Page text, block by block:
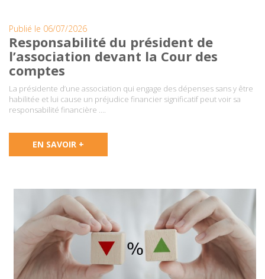
Publié le 06/07/2026
Responsabilité du président de
l’association devant la Cour des
comptes
La présidente d’une association qui engage des dépenses sans y être
habilitée et lui cause un préjudice financier significatif peut voir sa
responsabilité financière ….
EN SAVOIR +